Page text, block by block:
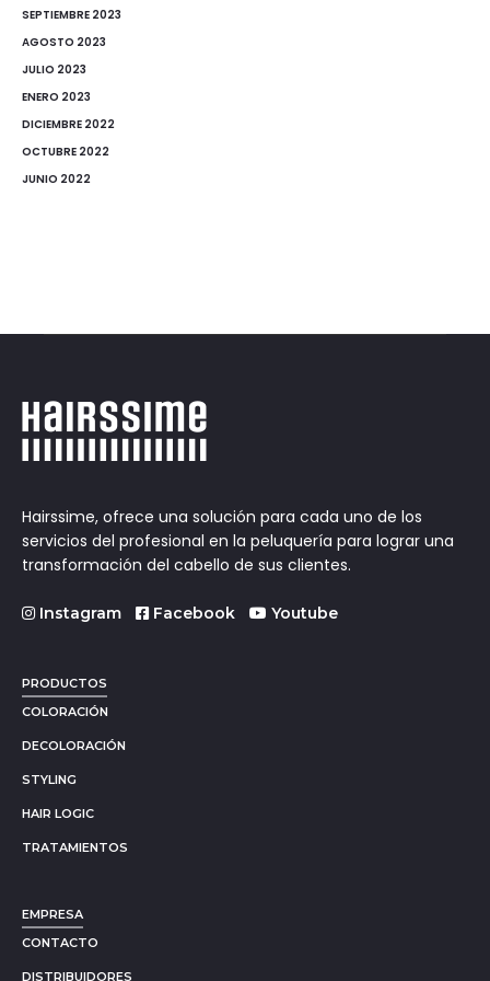
SEPTIEMBRE 2023
AGOSTO 2023
JULIO 2023
ENERO 2023
DICIEMBRE 2022
OCTUBRE 2022
JUNIO 2022
Hairssime, ofrece una solución para cada uno de los
servicios del profesional en la peluquería para lograr una
transformación del cabello de sus clientes.
Instagram Facebook Youtube
PRODUCTOS
COLORACIÓN
DECOLORACIÓN
STYLING
HAIR LOGIC
TRATAMIENTOS
EMPRESA
CONTACTO
DISTRIBUIDORES